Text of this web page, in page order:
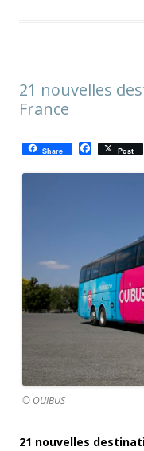
21 nouvelles
France
Share
a
c
Post
© OUIBUS
21 nouvelles